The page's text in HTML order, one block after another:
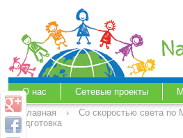
О нас Сетевые проекты
Главная
› Со скоростью света по
подготовка